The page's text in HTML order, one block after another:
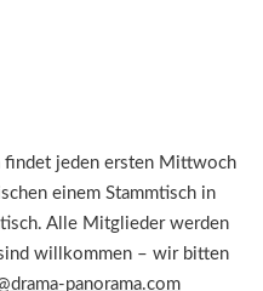
findet jeden ersten Mittwoch
einem Stammtisch in
Alle Mitglieder werden
willkommen – wir bitten
panorama.com